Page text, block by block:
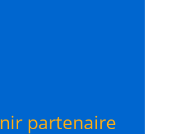
partenaire